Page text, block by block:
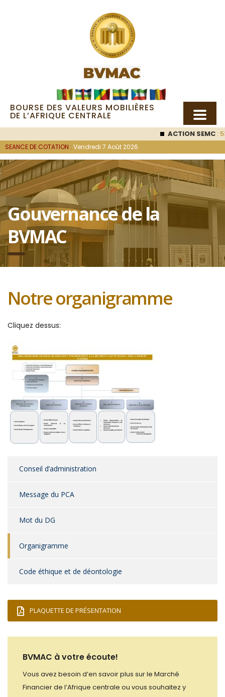
BOURSE DES VALEURS MOBILIÈRES
DE L’AFRIQUE CENTRALE
ACTION SEMC: 53
SEANCE DE COTATION : Vendredi 7 Août 2026
Gouvernance de la
BVMAC
Notre organigramme
Cliquez dessus:
Conseil d’administration
Message du PCA
Mot du DG
Organigramme
Code éthique et de déontologie
PLAQUETTE DE PRÉSENTATION
BVMAC à votre écoute!
Vous avez besoin d’en savoir plus sur le Marché
Financier de l’Afrique centrale ou vous souhaitez y